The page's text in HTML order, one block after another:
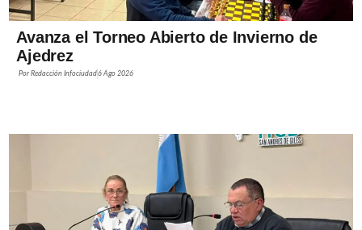
Avanza el Torneo Abierto de Invierno de
Ajedrez
PorRedacción Infociudad6 Ago 2026